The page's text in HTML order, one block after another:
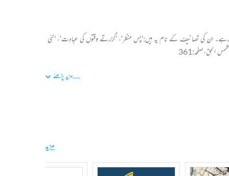
سے خدمات انجام دیتے رہے۔ ان کی تصانیف کے نام یہ ہیں:’پس منظر‘، ’گزرتے وقتوں کی عبادت‘، ’نئی
الحق،صفحہ:361
.....مزید پڑھئے
مزید